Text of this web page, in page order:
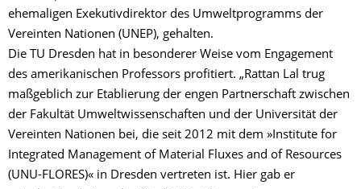
ehemaligen Exekutivdirektor des Umweltprogramms der
Vereinten Nationen (UNEP), gehalten.
Die TU Dresden hat in besonderer Weise vom Engagement
des amerikanischen Professors profitiert. „Rattan Lal trug
maßgeblich zur Etablierung der engen Partnerschaft zwischen
der Fakultät Umweltwissenschaften und der Universität der
Vereinten Nationen bei, die seit 2012 mit dem »Institute for
Integrated Management of Material Fluxes and of Resources
(UNU-FLORES)« in Dresden vertreten ist. Hier gab er